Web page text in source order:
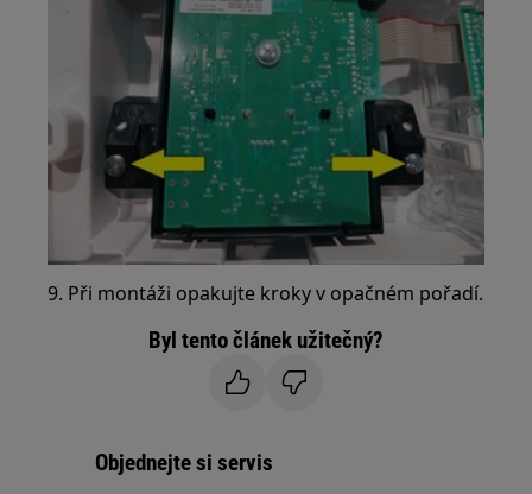
9. Při montáži opakujte kroky v opačném pořadí.
Byl tento článek užitečný?
Objednejte si servis